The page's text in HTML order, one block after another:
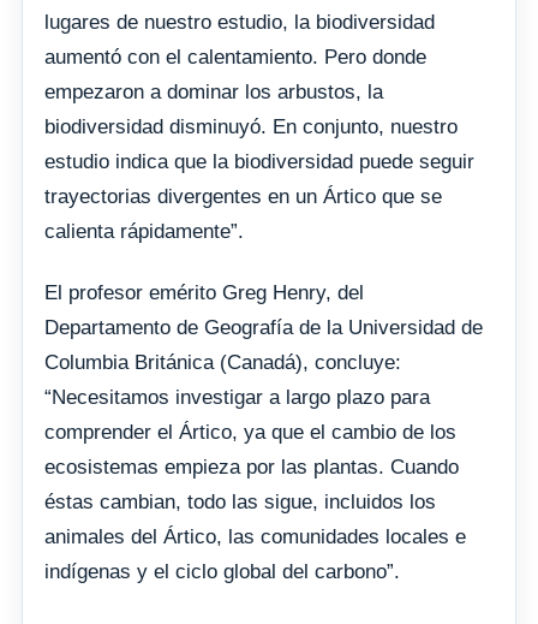
lugares de nuestro estudio, la biodiversidad
aumentó con el calentamiento. Pero donde
empezaron a dominar los arbustos, la
biodiversidad disminuyó. En conjunto, nuestro
estudio indica que la biodiversidad puede seguir
trayectorias divergentes en un Ártico que se
calienta rápidamente”.
El profesor emérito Greg Henry, del
Departamento de Geografía de la Universidad de
Columbia Británica (Canadá), concluye:
“Necesitamos investigar a largo plazo para
comprender el Ártico, ya que el cambio de los
ecosistemas empieza por las plantas. Cuando
éstas cambian, todo las sigue, incluidos los
animales del Ártico, las comunidades locales e
indígenas y el ciclo global del carbono”.